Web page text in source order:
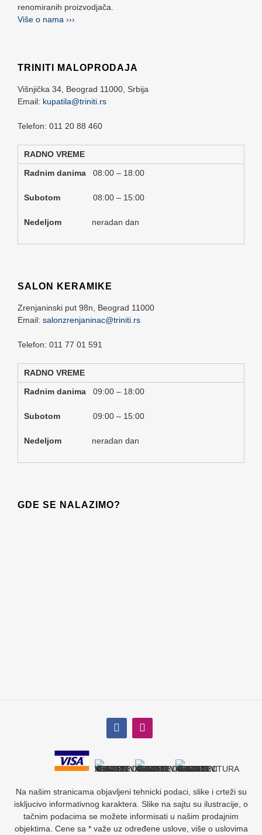
renomiranih proizvodjača.
Više o nama ›››
TRINITI MALOPRODAJA
Višnjička 34, Beograd 11000, Srbija
Email: kupatila@triniti.rs
Telefon: 011 20 88 460
RADNO VREME
Radnim danima 08:00 – 18:00
Subotom 08:00 – 15:00
Nedeljom neradan dan
SALON KERAMIKE
Zrenjaninski put 98n, Beograd 11000
Email: salonzrenjaninac@triniti.rs
Telefon: 011 77 01 591
RADNO VREME
Radnim danima 09:00 – 18:00
Subotom 09:00 – 15:00
Nedeljom neradan dan
GDE SE NALAZIMO?
Na našim stranicama objavljeni tehnicki podaci, slike i crteži su
iskljucivo informativnog karaktera. Slike na sajtu su ilustracije, o
tačnim podacima se možete informisati u našim prodajnim
objektima. Cene sa * važe uz određene uslove, više o uslovima